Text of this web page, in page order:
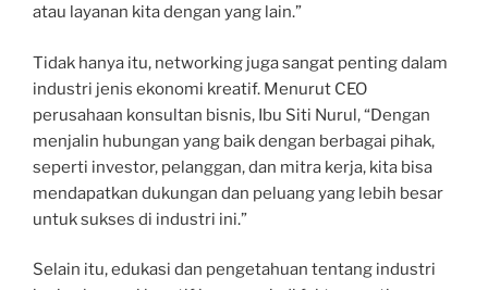
atau layanan kita dengan yang lain.”
Tidak hanya itu, networking juga sangat penting dalam
industri jenis ekonomi kreatif. Menurut CEO
perusahaan konsultan bisnis, Ibu Siti Nurul, “Dengan
menjalin hubungan yang baik dengan berbagai pihak,
seperti investor, pelanggan, dan mitra kerja, kita bisa
mendapatkan dukungan dan peluang yang lebih besar
untuk sukses di industri ini.”
Selain itu, edukasi dan pengetahuan tentang industri